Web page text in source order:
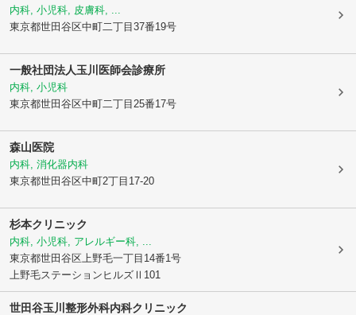
内科, 小児科, 皮膚科, ...
東京都世田谷区中町二丁目37番19号
一般社団法人玉川医師会診療所
内科, 小児科
東京都世田谷区中町二丁目25番17号
森山医院
内科, 消化器内科
東京都世田谷区中町2丁目17-20
杉本クリニック
内科, 小児科, アレルギー科, ...
東京都世田谷区 上野毛一丁目14番1号
上野毛ステーションヒルズⅡ101
世田谷玉川整形外科内科クリニック